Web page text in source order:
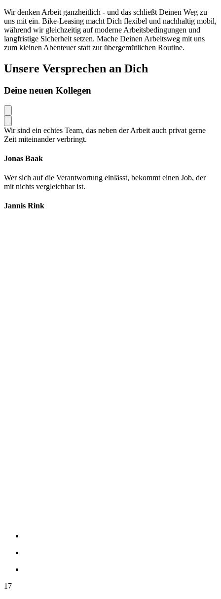
Wir denken Arbeit ganzheitlich - und das schließt Deinen Weg zu
uns mit ein. Bike-Leasing macht Dich flexibel und nachhaltig mobil,
während wir gleichzeitig auf moderne Arbeitsbedingungen und
langfristige Sicherheit setzen. Mache Deinen Arbeitsweg mit uns
zum kleinen Abenteuer statt zur übergemütlichen Routine.
Unsere Versprechen an Dich
Deine neuen Kollegen
Wir sind ein echtes Team, das neben der Arbeit auch privat gerne
Zeit miteinander verbringt.
Jonas Baak
Wer sich auf die Verantwortung einlässt, bekommt einen Job, der
mit nichts vergleichbar ist.
Jannis Rink
17